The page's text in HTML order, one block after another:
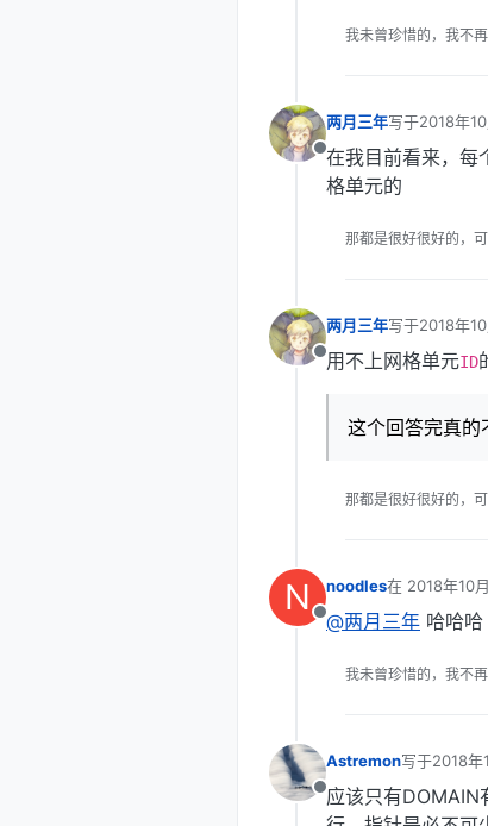
我未曾珍惜的，我不再
离线
两月三年写于2018年
最后由 编辑
在我目前看来，每
格单元的
那都是很好很好的，可
离线
两月三年写于2018年
最后由 编辑
用不上网格单元ID
这个回答完真的
那都是很好很好的，可
N
离线
noodles在 2018年10
最后由 编辑
@两月三年 哈哈
我未曾珍惜的，我不再
离线
Astremon写于2018年
最后由 编辑
应该只有